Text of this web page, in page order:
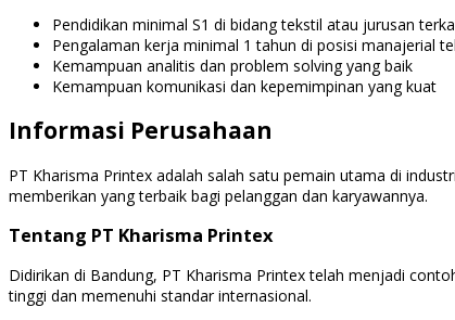
Pendidikan minimal S1 di bidang tekstil atau jurusan
Pengalaman kerja minimal 1 tahun di posisi manajerial
Kemampuan analitis dan problem solving yang baik
Kemampuan komunikasi dan kepemimpinan yang kuat
Informasi Perusahaan
PT Kharisma Printex adalah salah satu pemain utama di
memberikan yang terbaik bagi pelanggan dan karyawannya.
Tentang PT Kharisma Printex
Didirikan di Bandung, PT Kharisma Printex telah menjadi
tinggi dan memenuhi standar internasional.